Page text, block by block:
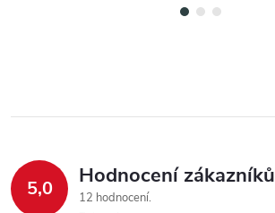
5,0 Hodnocení zákazníků
12 hodnocení